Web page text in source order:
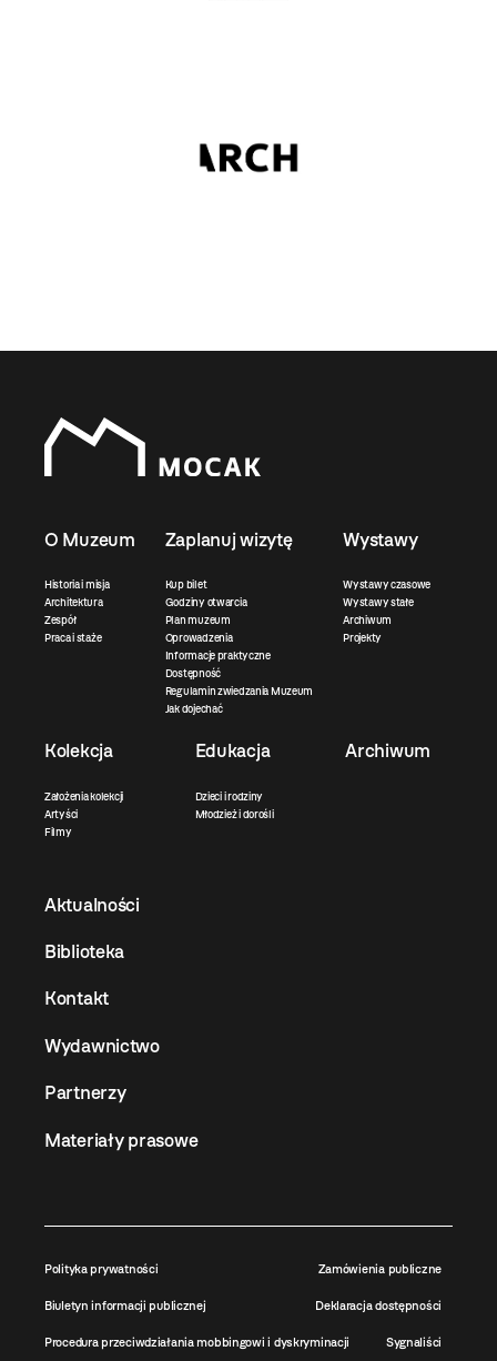
O Muzeum
Historia i misja
Architektura
Zespół
Praca i staże
Zaplanuj wizytę
Kup bilet
Godziny otwarcia
Plan muzeum
Oprowadzenia
Informacje praktyczne
Dostępność
Regulamin zwiedzania Muzeum
Jak dojechać
Wystawy
Wystawy czasowe
Wystawy stałe
Archiwum
Projekty
Kolekcja
Założenia kolekcji
Artyści
Filmy
Edukacja
Dzieci i rodziny
Młodzież i dorośli
Archiwum
Aktualności
Biblioteka
Kontakt
Wydawnictwo
Partnerzy
Materiały prasowe
Polityka prywatności Zamówienia publiczne
Biuletyn informacji publicznej Deklaracja dostępności
Procedura przeciwdziałania mobbingowi i dyskryminacji Sygnaliści